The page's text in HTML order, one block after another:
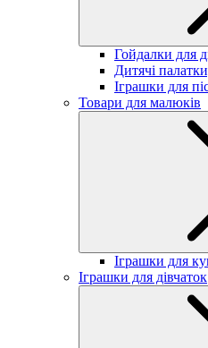
Гойдалки для
Дитячі
Іграшки для
Товари для малюків
Іграшки для
Іграшки для дівчаток